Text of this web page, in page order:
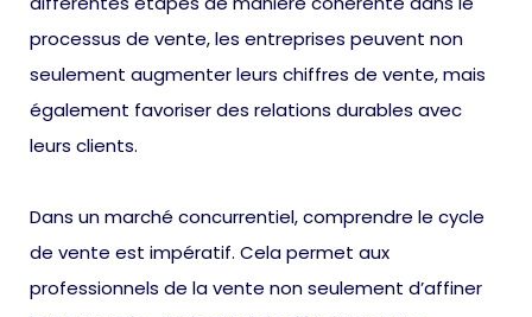
processus de vente, les entreprises peuvent non
seulement augmenter leurs chiffres de vente, mais
également favoriser des relations durables avec
leurs clients.
Dans un marché concurrentiel, comprendre le cycle
de vente est impératif. Cela permet aux
professionnels de la vente non seulement d’affiner